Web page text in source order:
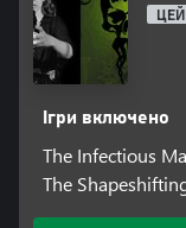
Ігри включено
The Infectious
The